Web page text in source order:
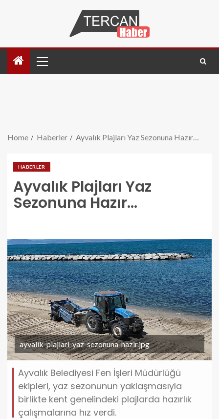
Home Haberler Ayvalık Plajları Yaz Sezonuna Hazır…
HABERLER
Ayvalık Plajları Yaz
Sezonuna Hazır…
ayvalik-plajlari-yaz-sezonuna-hazir.jpg
Ayvalık Belediyesi Fen İşleri Müdürlüğü
ekipleri, yaz sezonunun yaklaşmasıyla
birlikte kent genelindeki plajlarda hazırlık
çalışmalarına hız verdi.